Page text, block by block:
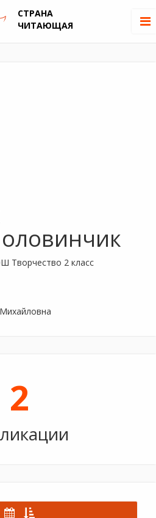
СТРАНА
ЧИТАЮЩАЯ
Творчество 2 класс
2